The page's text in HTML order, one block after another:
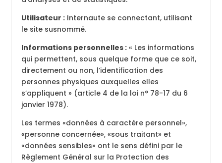
Utilisateur : Internaute se connectant, utilisant
le site susnommé.
Informations personnelles : « Les informations
qui permettent, sous quelque forme que ce soit,
directement ou non, l’identification des
personnes physiques auxquelles elles
s’appliquent » (article 4 de la loi n° 78-17 du 6
janvier 1978).
Les termes «données à caractère personnel»,
«personne concernée», «sous traitant» et
«données sensibles» ont le sens défini par le
Règlement Général sur la Protection des